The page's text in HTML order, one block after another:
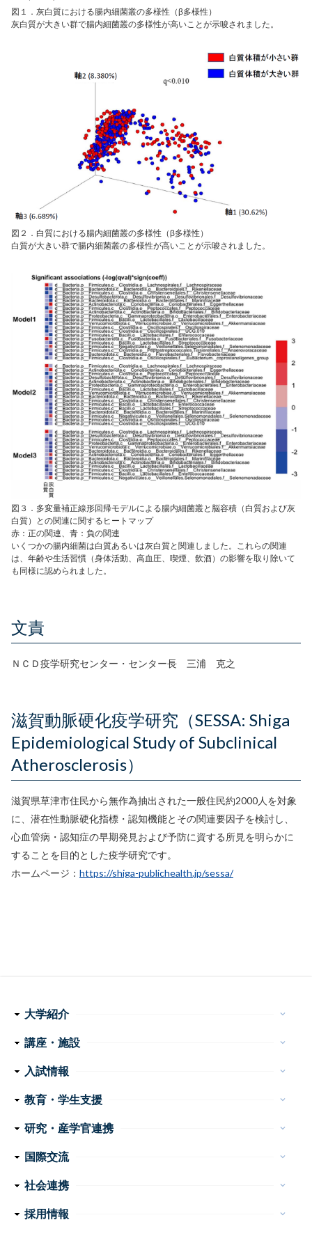
図１．灰白質における腸内細菌叢の多様性（β多様性）
灰白質が大きい群で腸内細菌叢の多様性が高いことが示唆されました。
図２．白質における腸内細菌叢の多様性（β多様性）
白質が大きい群で腸内細菌叢の多様性が高いことが示唆されました。
図３．多変量補正線形回帰モデルによる腸内細菌叢と脳容積（白質および灰
白質）との関連に関するヒートマップ
赤：正の関連、青：負の関連
いくつかの腸内細菌は白質あるいは灰白質と関連しました。これらの関連
は、年齢や生活習慣（身体活動、高血圧、喫煙、飲酒）の影響を取り除いて
も同様に認められました。
文責
ＮＣＤ疫学研究センター・センター長 三浦 克之
滋賀動脈硬化疫学研究（SESSA: Shiga
Epidemiological Study of Subclinical
Atherosclerosis）
滋賀県草津市住民から無作為抽出された一般住民約2000人を対象
に、潜在性動脈硬化指標・認知機能とその関連要因子を検討し、
心血管病・認知症の早期発見および予防に資する所見を明らかに
することを目的とした疫学研究です。
ホームページ： https://shiga-publichealth.jp/sessa/
フ
タ
ー
ナ
ビ
ゲ
ー
大学紹介 keyboard_arrow_down
理念・使命
学長メッセージ
特色ある取り組み
運営組織
情報公開
講座・施設 keyboard_arrow_down
医学科
看護学科
附属病院
センター・施設等
入試情報 keyboard_arrow_down
医学部 医学科・看護学科
大学院医学系研究科
大学案内
イベント
お問い合わせ
教育・学生支援 keyboard_arrow_down
教育
学生生活
特色ある教育プログラム
諸手続・諸証明
学生相談
研究・産学官連携 keyboard_arrow_down
産学官連携
重点プロジェクト・研究成果
研究支援
研究公正
国際交流 keyboard_arrow_down
外国人留学生の手引き
国際交流会館
社会連携 keyboard_arrow_down
公開講座
高大連携
地域医療教育研究拠点
震災支援
採用情報 keyboard_arrow_down